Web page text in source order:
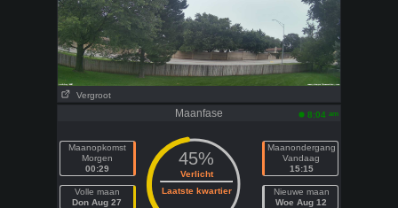
Vergroot
Maanfase 8:04 am
Maanopkomst
Morgen
00:29
Volle maan
Don Aug 27
45%
Verlicht
Laatste kwartier
Maanondergang
Vandaag
15:15
Nieuwe maan
Woe Aug 12